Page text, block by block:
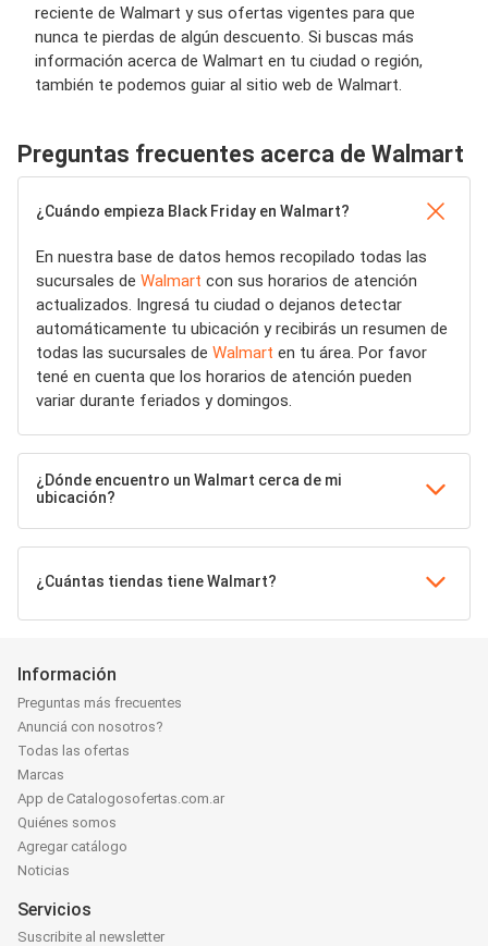
reciente de Walmart y sus ofertas vigentes para que
nunca te pierdas de algún descuento. Si buscas más
información acerca de Walmart en tu ciudad o región,
también te podemos guiar al sitio web de Walmart.
Preguntas frecuentes acerca de Walmart
¿Cuándo empieza Black Friday en Walmart?
En nuestra base de datos hemos recopilado todas las
sucursales de Walmart con sus horarios de atención
actualizados. Ingresá tu ciudad o dejanos detectar
automáticamente tu ubicación y recibirás un resumen de
todas las sucursales de Walmart en tu área. Por favor
tené en cuenta que los horarios de atención pueden
variar durante feriados y domingos.
¿Dónde encuentro un Walmart cerca de mi
ubicación?
¿Cuántas tiendas tiene Walmart?
Información
Preguntas más frecuentes
Anunciá con nosotros?
Todas las ofertas
Marcas
App de Catalogosofertas.com.ar
Quiénes somos
Agregar catálogo
Noticias
Servicios
Suscribite al newsletter